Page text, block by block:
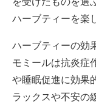
ハーブティーを楽
ハーブティーの効
モミールは抗炎症
や睡眠促進に効果
ラックスや不安の